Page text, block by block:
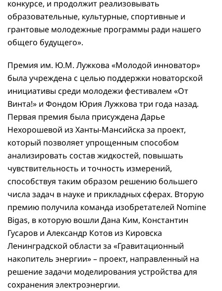
конкурсе, и продолжит реализовывать
образовательные, культурные, спортивные и
грантовые молодежные программы ради нашего
общего будущего».
Премия им. Ю.М. Лужкова «Молодой инноватор»
была учреждена с целью поддержки новаторской
инициативы среди молодежи фестивалем «От
Винта!» и Фондом Юрия Лужкова три года назад.
Первая премия была присуждена Дарье
Нехорошевой из Ханты-Мансийска за проект,
который позволяет упрощенным способом
анализировать состав жидкостей, повышать
чувствительность и точность измерений,
способствуя таким образом решению большего
числа задач в науке и прикладных сферах. Вторую
премию получила команда изобретателей Nomine
Bigas, в которую вошли Дана Ким, Константин
Гусаров и Александр Котов из Кировска
Ленинградской области за «Гравитационный
накопитель энергии» – проект, направленный на
решение задачи моделирования устройства для
сохранения электроэнергии.